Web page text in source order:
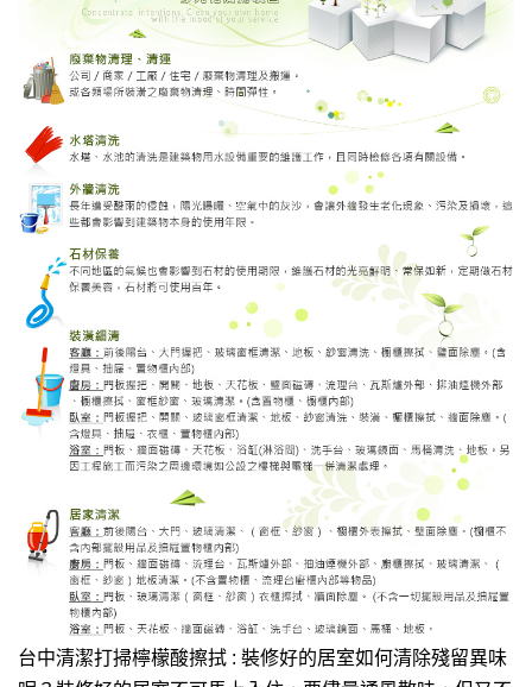
台中清潔打掃檸檬酸擦拭 : 裝修好的居室如何清除殘留異味